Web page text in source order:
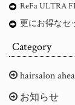
ReFa ULTRA
更にお得なセ
Category
hairsalon
お知らせ